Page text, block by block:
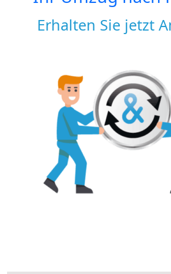
Erhalten Sie jetzt